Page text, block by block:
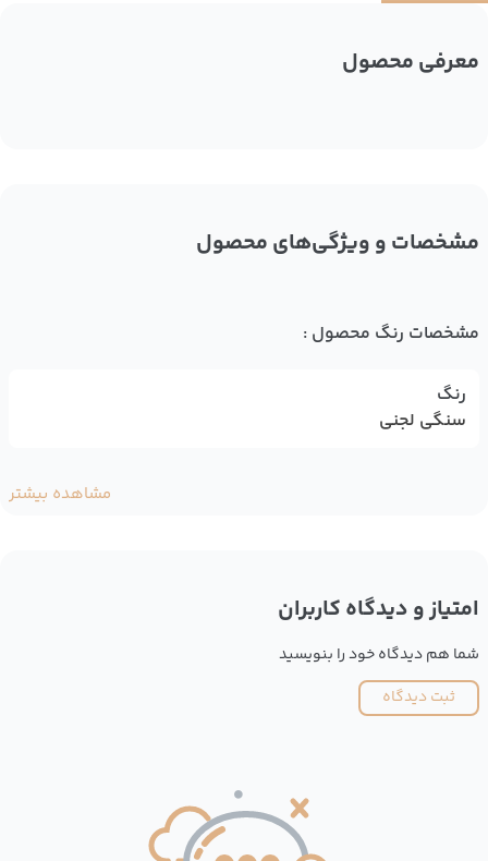
معرفی محصول
مشخصات و ویژگی‌های محصول
مشخصات رنگ محصول :
رنگ
سنگی لجنی
مشاهده بیشتر
امتیاز و دیدگاه کاربران
شما هم دیدگاه خود را بنویسید
ثبت دیدگاه